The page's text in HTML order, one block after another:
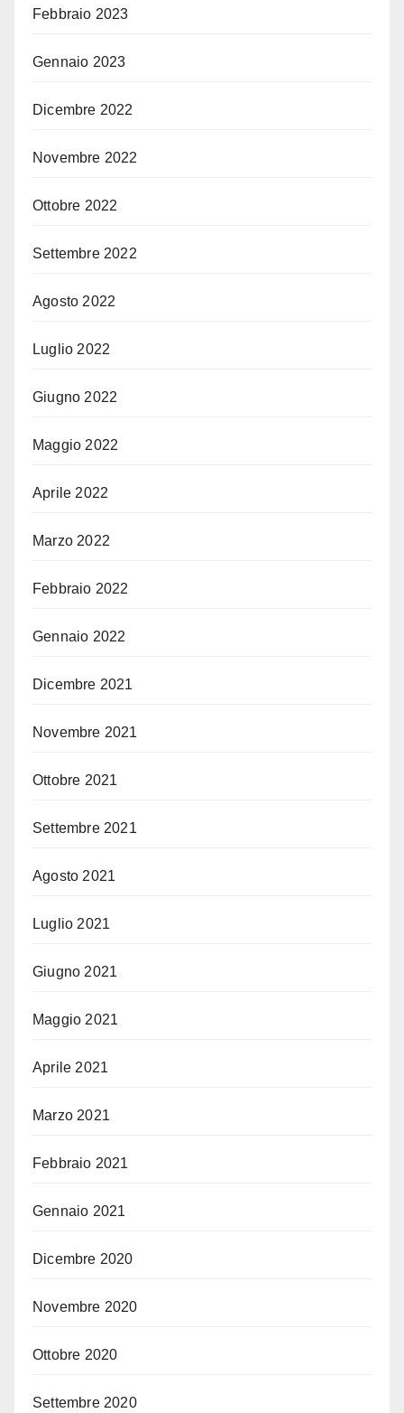
Febbraio 2023
Gennaio 2023
Dicembre 2022
Novembre 2022
Ottobre 2022
Settembre 2022
Agosto 2022
Luglio 2022
Giugno 2022
Maggio 2022
Aprile 2022
Marzo 2022
Febbraio 2022
Gennaio 2022
Dicembre 2021
Novembre 2021
Ottobre 2021
Settembre 2021
Agosto 2021
Luglio 2021
Giugno 2021
Maggio 2021
Aprile 2021
Marzo 2021
Febbraio 2021
Gennaio 2021
Dicembre 2020
Novembre 2020
Ottobre 2020
Settembre 2020